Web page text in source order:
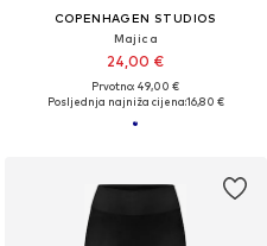
COPENHAGEN STUDIOS
Majica
24,00 €
Prvotno: 49,00 €
Posljednja najniža cijena:16,80 €